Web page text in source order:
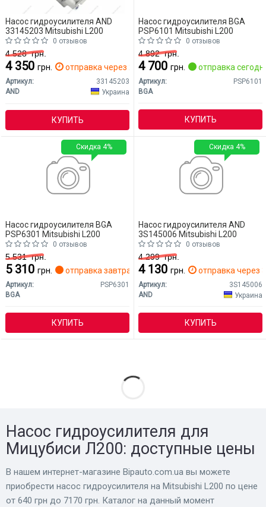
Насос гидроусилителя AND
33145203 Mitsubishi L200
0 отзывов
4 528грн.
4 350 грн. отправка через 2 дн.
Артикул:
33145203
AND
Украина
КУПИТЬ
Насос гидроусилителя BGA
PSP6101 Mitsubishi L200
0 отзывов
4 892грн.
4 700 грн. отправка
Артикул:
PSP6101
BGA
КУПИТЬ
Насос гидроусилителя BGA
PSP6301 Mitsubishi L200
0 отзывов
5 531грн.
5 310 грн. отправка завтра
Артикул:
PSP6301
BGA
КУПИТЬ
Скидка 4%
Насос гидроусилителя AND
3S145006 Mitsubishi L200
0 отзывов
4 299грн.
4 130 грн. отправка через
Артикул:
3S145006
AND
Украина
КУПИТЬ
Скидка 4%
Насос гидроусилителя для
Мицубиси Л200: доступные цены
В нашем интернет-магазине Bіpauto.com.ua вы можете
приобрести насос гидроусилителя на Mitsubishi L200 по цене
от 640 грн до 7170 грн. Каталог на данный момент